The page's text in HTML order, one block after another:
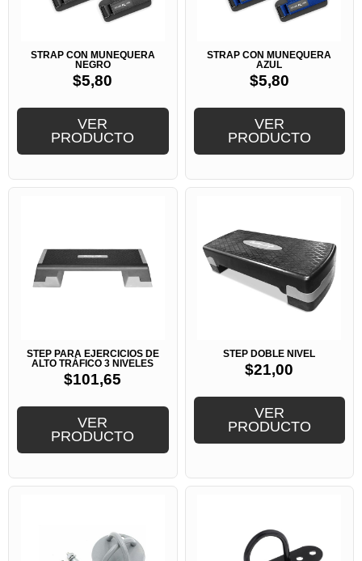
STRAP CON MUÑEQUERA
NEGRO
$5,80
VER
PRODUCTO
STRAP CON MUÑEQUERA
AZUL
$5,80
VER
PRODUCTO
STEP PARA EJERCICIOS DE
ALTO TRÁFICO 3 NIVELES
$101,65
VER
PRODUCTO
STEP DOBLE NIVEL
$21,00
VER
PRODUCTO